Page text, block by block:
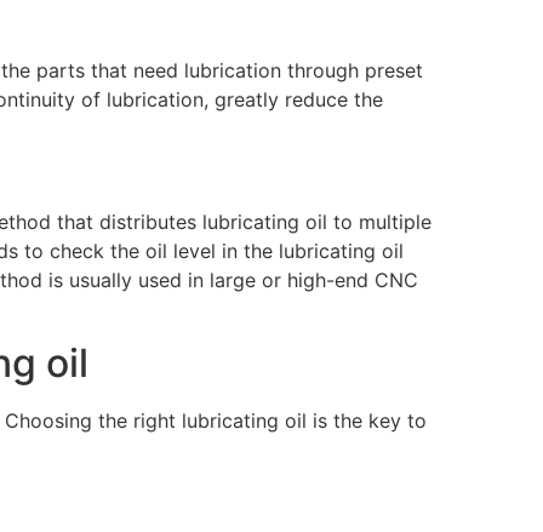
parts that need lubrication through preset
of lubrication, greatly reduce the
that distributes lubricating oil to multiple
to check the oil level in the lubricating oil
is usually used in large or high-end CNC
oil
the right lubricating oil is the key to